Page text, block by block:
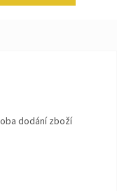
hvězdiček.
dodání zboží
hvězdiček.